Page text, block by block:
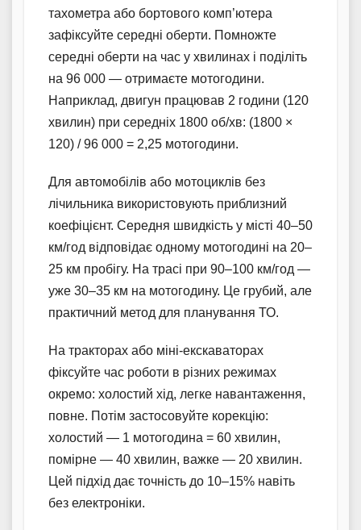
тахометра або бортового комп’ютера
зафіксуйте середні оберти. Помножте
середні оберти на час у хвилинах і поділіть
на 96 000 — отримаєте мотогодини.
Наприклад, двигун працював 2 години (120
хвилин) при середніх 1800 об/хв: (1800 ×
120) / 96 000 = 2,25 мотогодини.
Для автомобілів або мотоциклів без
лічильника використовують приблизний
коефіцієнт. Середня швидкість у місті 40–50
км/год відповідає одному мотогодині на 20–
25 км пробігу. На трасі при 90–100 км/год —
уже 30–35 км на мотогодину. Це грубий, але
практичний метод для планування ТО.
На тракторах або міні-екскаваторах
фіксуйте час роботи в різних режимах
окремо: холостий хід, легке навантаження,
повне. Потім застосовуйте корекцію:
холостий — 1 мотогодина = 60 хвилин,
помірне — 40 хвилин, важке — 20 хвилин.
Цей підхід дає точність до 10–15% навіть
без електроніки.